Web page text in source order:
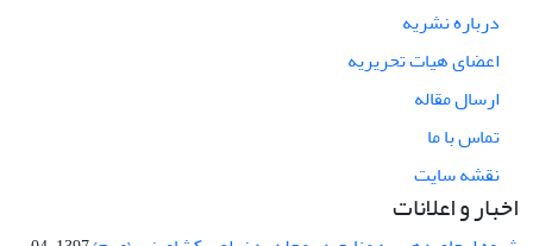
درباره نشریه
اعضای هیات تحریریه
ارسال مقاله
تماس با ما
نقشه سایت
اخبار و اعلانات